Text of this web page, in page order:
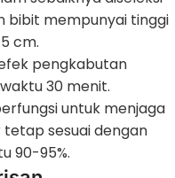
bibit mempunyai tinggi
cm.
pengkabutan
30 menit.
untuk menjaga
sesuai dengan
90-95%.